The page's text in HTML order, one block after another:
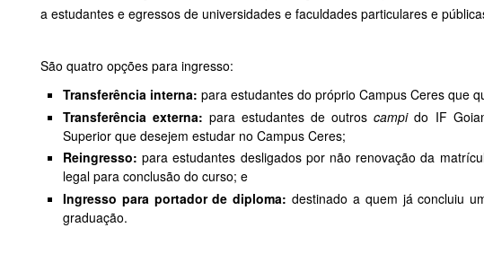
a estudantes e egressos de universidades e faculdades particulares e
São quatro opções para ingresso:
Transferência interna: para estudantes do próprio Campus Ceres que
Transferência externa: para estudantes de outroscampido IF
Superior que desejem estudar no Campus Ceres;
Reingresso: para estudantes desligados por não renovação da
legal para conclusão do curso; e
Ingresso para portador de diploma: destinado a quem já concluiu
graduação.